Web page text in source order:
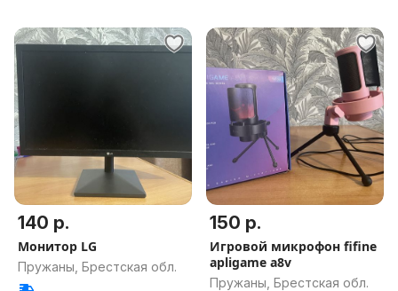
140 р.
Монитор LG
Пружаны, Брестская обл.
150 р.
Игровой микрофон fifine
apligame a8v
Пружаны, Брестская обл.